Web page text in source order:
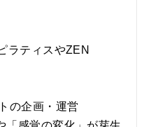
ラティスやZEN
の企画・運営